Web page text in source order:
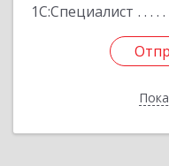
1С:Специалист